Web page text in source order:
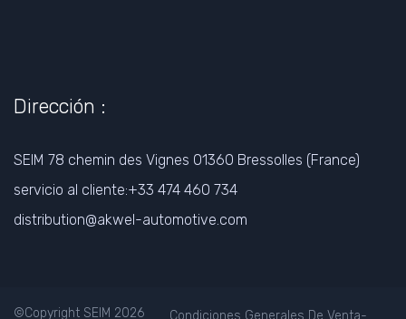
Dirección :
SEIM 78 chemin des Vignes 01360 Bressolles (France)
servicio al cliente:+33 474 460 734
distribution@akwel-automotive.com
©Copyright SEIM 2026 Condiciones Generales De Venta-